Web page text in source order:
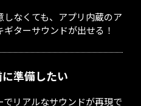
しなくても、アプリ内蔵のア
ターサウンドが出せる！
準備したい
リアルなサウンドが再現で